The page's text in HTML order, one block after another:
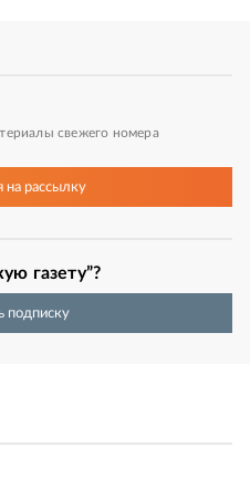
свежего номера
на рассылку
газету”?
подписку